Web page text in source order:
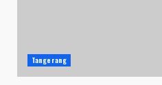
Tangerang